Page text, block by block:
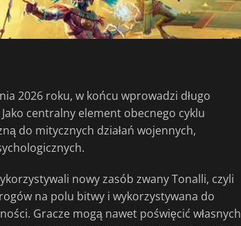
2026 roku, w końcu wprowadzi długo
Jako centralny element obecnego cyklu
do mitycznych działań wojennych,
nowy zasób zwany Tonalli, czyli
na polu bitwy i wykorzystywana do
Gracze mogą nawet poświęcić własnych